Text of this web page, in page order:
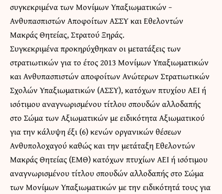
συγκεκριμένα των Μονίμων Υπαξιωματικών −
Ανθυπασπιστών Αποφοίτων ΑΣΣΥ και Εθελοντών
Μακράς Θητείας, Στρατού Ξηράς.
Συγκεκριμένα προκηρύχθηκαν οι μετατάξεις των
στρατιωτικών για το έτος 2013 Μονίμων Υπαξιωματικών
και Ανθυπασπιστών αποφοίτων Ανώτερων Στρατιωτικών
Σχολών Υπαξιωματικών (ΑΣΣΥ), κατόχων πτυχίου ΑΕΙ ή
ισότιμου αναγνωρισμένου τίτλου σπουδών αλλοδαπής
στο Σώμα των Αξιωματικών με ειδικότητα Αξιωματικού
για την κάλυψη έξι (6) κενών οργανικών θέσεων
Ανθυπολοχαγού καθώς και την μετάταξη Εθελοντών
Μακράς Θητείας (ΕΜΘ) κατόχων πτυχίων ΑΕΙ ή ισότιμου
αναγνωρισμένου τίτλου σπουδών αλλοδαπής στο Σώμα
των Μονίμων Υπαξιωματικών με την ειδικότητά τους για